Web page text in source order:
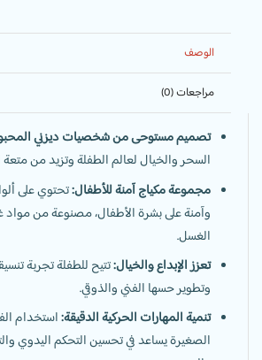
الوصف
مراجعات (0)
تصميم مستوحى من شخصيات ديزني
السحر والخيال لعالم الطفلة وتزيد من
مجموعة مكياج آمنة للأطفال:تحتوي على
وآمنة على بشرة الأطفال، مصنوعة من
الغسل.
تعزز الإبداع والخيال:تتيح للطفلة تجربة
وتطوير حسها الفني والذوقي.
تنمية المهارات الحركية الدقيقة:استخدام
الصغيرة يساعد في تحسين التحكم اليدوي